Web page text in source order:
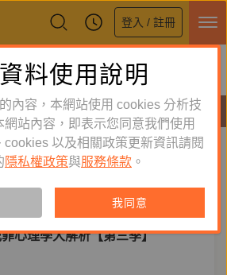
登入 / 註冊
新APP上線
，即刻下載
新到舊 舊到新
識好好玩
心理學大解析【第三季】
料使用說明
內容，本網站使用 cookies 分析技
站內容，即表示您同意我們使用
以及相關政策更新資訊請閱
隱私權政策與服務條款 。
我同意